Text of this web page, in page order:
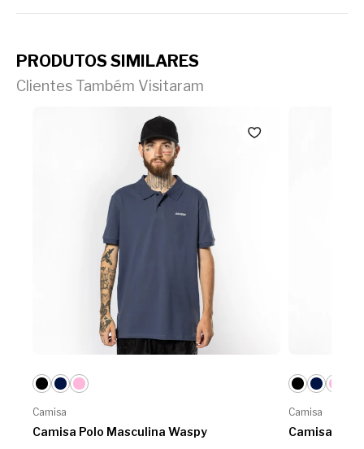
PRODUTOS SIMILARES
Clientes Também Visitaram
Camisa
Camisa Polo Masculina Waspy
Camisa
Camisa